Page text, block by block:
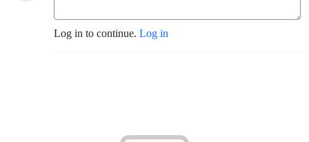
Log in to continue. Log in